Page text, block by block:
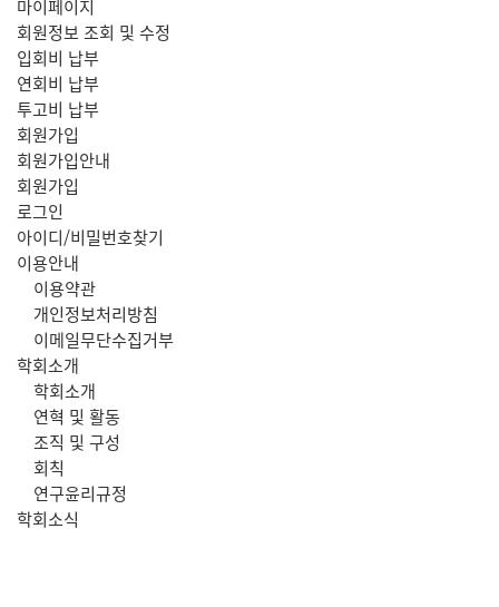
마이페이지
회원정보 조회 및 수정
입회비 납부
연회비 납부
투고비 납부
회원가입
회원가입안내
회원가입
로그인
아이디/비밀번호찾기
주
뉴
이용안내
이용약관
개인정보처리방침
이메일무단수집거부
학회소개
학회소개
연혁 및 활동
조직 및 구성
회칙
연구윤리규정
학회소식